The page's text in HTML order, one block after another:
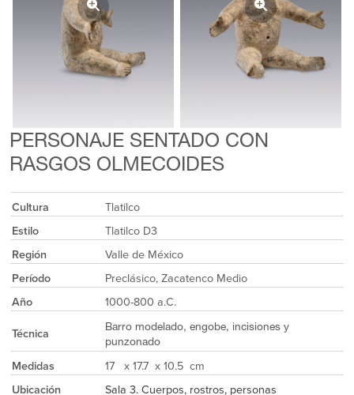
PERSONAJE SENTADO CON
RASGOS OLMECOIDES
Cultura
Tlatilco
Estilo
Tlatilco D3
Región
Valle de México
Período
Preclásico, Zacatenco Medio
Año
1000-800 a.C.
Técnica
Barro modelado, engobe, incisiones y
punzonado
Medidas
17 x 17.7 x 10.5 cm
Ubicación
Sala 3. Cuerpos, rostros, personas